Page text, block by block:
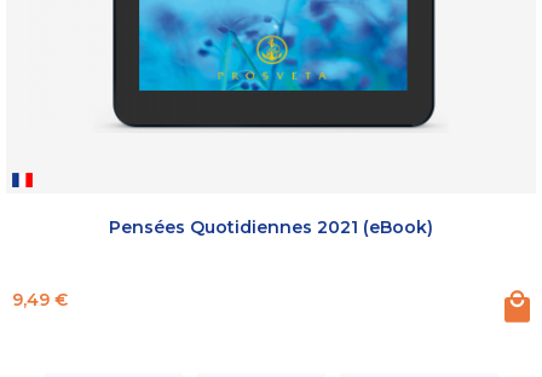
Pensées Quotidiennes 2021 (eBook)
Prix
9,49 €